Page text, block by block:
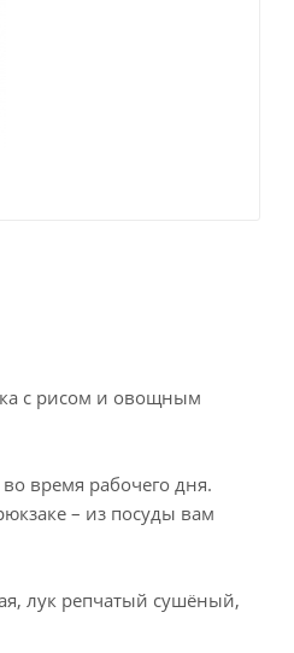
с рисом и овощным
время рабочего дня.
– из посуды вам
лук репчатый сушёный,